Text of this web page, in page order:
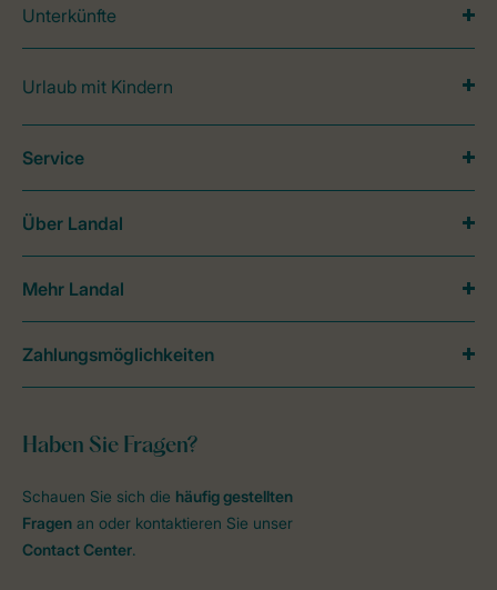
Unterkünfte
Urlaub mit Kindern
Haben Sie Fragen?
Schauen Sie sich die häufig gestellten
Fragen an oder kontaktieren Sie unser
Contact Center.
Service
Über Landal
Mehr Landal
Zahlungsmöglichkeiten